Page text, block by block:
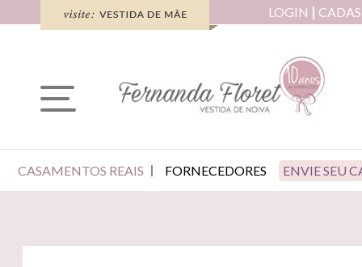
LOGIN
CASAMENTOS REAIS FORNECEDORES ENVIE SEU